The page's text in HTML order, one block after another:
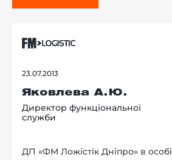
23.07.2013
Яковлева А.Ю.
Директор функціональної
служби
ДП «ФМ Ложістік Дніпро» в особі